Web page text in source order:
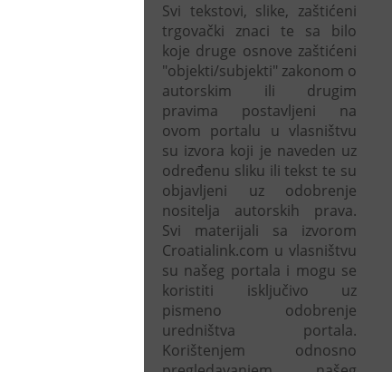
Svi tekstovi, slike, zaštićeni
trgovački znaci te sa bilo
koje druge osnove zaštićeni
"objekti/subjekti" zakonom o
autorskim ili drugim
pravima postavljeni na
ovom portalu u vlasništvu
su izvora koji je naveden uz
određenu sliku ili tekst te su
objavljeni uz odobrenje
nositelja autorskih prava.
Svi materijali sa izvorom
Croatialink.com u vlasništvu
su našeg portala i mogu se
koristiti isključivo uz
pismeno odobrenje
uredništva portala.
Korištenjem odnosno